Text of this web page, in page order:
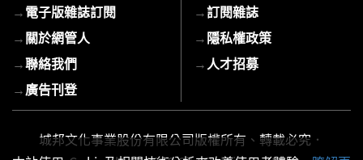
mail
→電子版雜誌訂閱
→關於網管人
→聯絡我們
→廣告刊登
→訂閱雜誌
→隱私權政策
→ 人才招募
城邦文化事業股份有限公司版權所有、轉載必究．